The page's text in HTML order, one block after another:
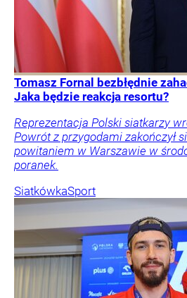
Tomasz Fornal bezbłędnie
Jaka będzie reakcja resortu?
Reprezentacja Polski siatkarzy
Powrót z przygodami zakończył
powitaniem w Warszawie w
poranek.
SiatkówkaSport